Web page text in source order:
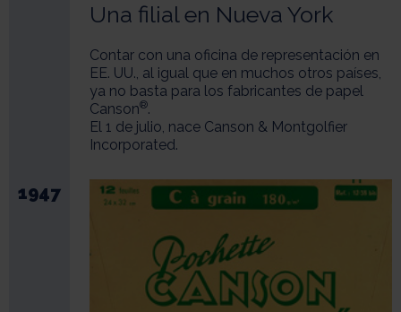
Una filial en Nueva York
Contar con una oficina de representación en
EE. UU., al igual que en muchos otros países,
ya no basta para los fabricantes de papel
Canson®.
El 1 de julio, nace Canson & Montgolfier
Incorporated.
1947